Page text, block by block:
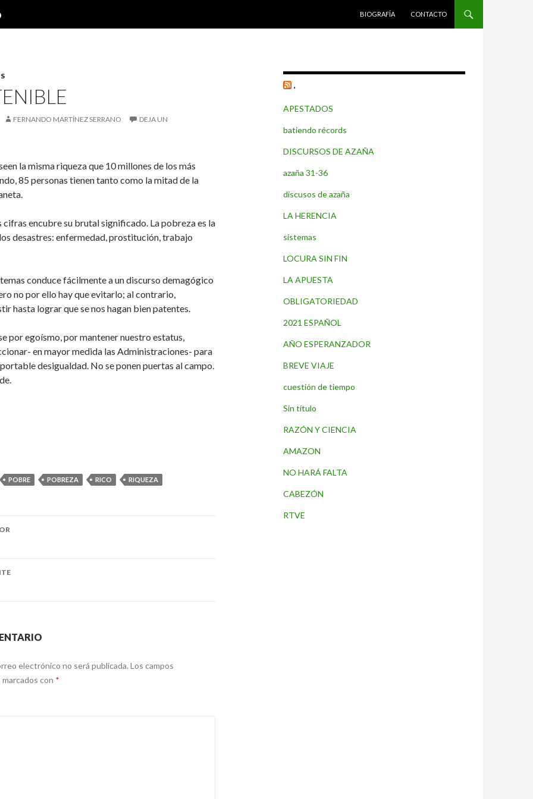
BIOGRAFÍA
CONTACTO
FERNANDO MARTÍNEZ SERRANO DEJA UN
la misma riqueza que 10 millones de los más
85 personas tienen tanto como la mitad de la
cifras encubre su brutal significado. La pobreza es la
desastres: enfermedad, prostitución, trabajo
conduce fácilmente a un discurso demagógico
no por ello hay que evitarlo; al contrario,
hasta lograr que se nos hagan bien patentes.
por egoísmo, por mantener nuestro estatus,
en mayor medida las Administraciones- para
desigualdad. No se ponen puertas al campo.
POBRE POBREZA RICO RIQUEZA
electrónico no será publicada. Los campos
con *
.
APESTADOS
batiendo récords
DISCURSOS DE AZAÑA
azaña 31-36
discusos de azaña
LA HERENCIA
sistemas
LOCURA SIN FIN
LA APUESTA
OBLIGATORIEDAD
2021 ESPAÑOL
AÑO ESPERANZADOR
BREVE VIAJE
cuestión de tiempo
Sin título
RAZÓN Y CIENCIA
AMAZON
NO HARÁ FALTA
CABEZÓN
RTVE